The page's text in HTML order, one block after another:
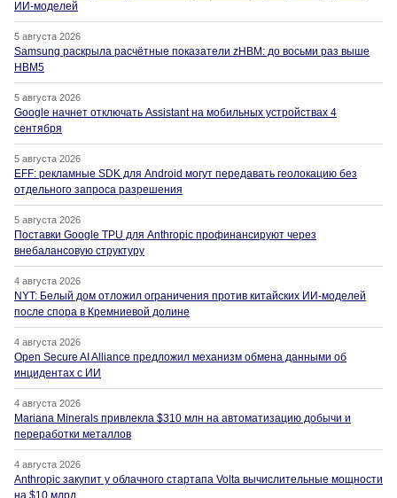
ИИ-моделей
5 августа 2026
Samsung раскрыла расчётные показатели zHBM: до восьми раз выше
HBM5
5 августа 2026
Google начнет отключать Assistant на мобильных устройствах 4
сентября
5 августа 2026
EFF: рекламные SDK для Android могут передавать геолокацию без
отдельного запроса разрешения
5 августа 2026
Поставки Google TPU для Anthropic профинансируют через
внебалансовую структуру
4 августа 2026
NYT: Белый дом отложил ограничения против китайских ИИ-моделей
после спора в Кремниевой долине
4 августа 2026
Open Secure AI Alliance предложил механизм обмена данными об
инцидентах с ИИ
4 августа 2026
Mariana Minerals привлекла $310 млн на автоматизацию добычи и
переработки металлов
4 августа 2026
Anthropic закупит у облачного стартапа Volta вычислительные мощности
на $10 млрд